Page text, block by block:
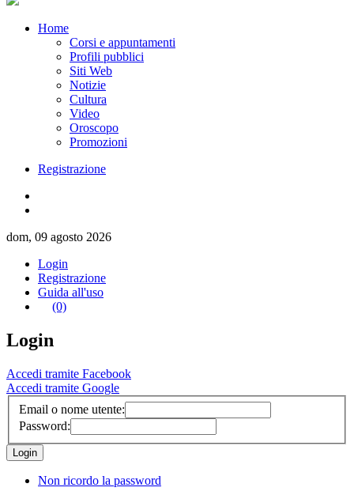
Home
Corsi e appuntamenti
Profili pubblici
Siti Web
Notizie
Cultura
Video
Oroscopo
Promozioni
Registrazione
dom, 09 agosto 2026
Login
Registrazione
Guida all'uso
(0)
Login
Accedi tramite Facebook
Accedi tramite Google
Email o nome utente:
Password:
Non ricordo la password